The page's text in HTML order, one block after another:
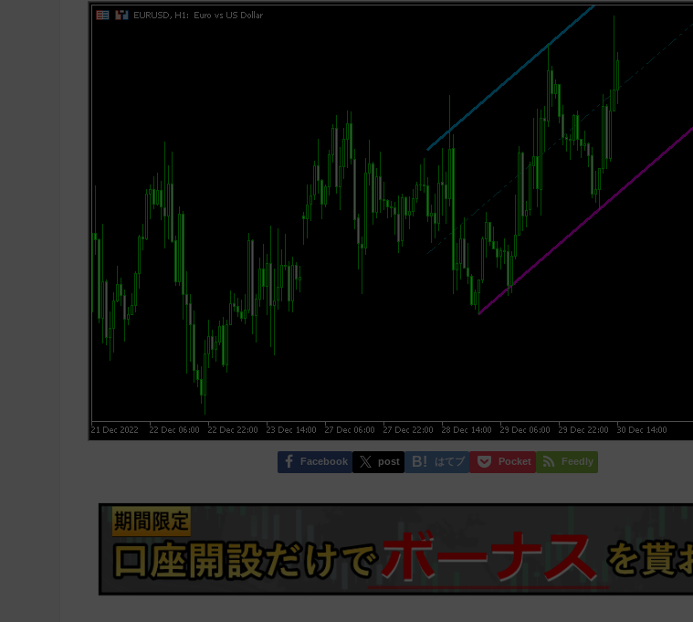
Facebook post はてブ Pocket Feedly